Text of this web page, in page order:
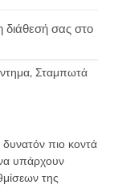
διάθεσή σας στο
, Σταμπωτά
δυνατόν πιο κοντά
υπάρχουν
της